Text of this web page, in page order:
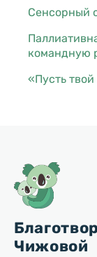
Сенсорный
командную
«Пусть
Чижовой